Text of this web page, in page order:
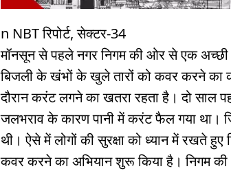
n NBT रिपोर्ट, सेक्टर-34
मॉनसून से पहले नगर निगम की ओर से एक
बिजली के खंभों के खुले तारों को कवर करने का
दौरान करंट लगने का खतरा रहता है। दो साल
जलभराव के कारण पानी में करंट फैल गया था।
थी। ऐसे में लोगों की सुरक्षा को ध्यान में रखते
कवर करने का अभियान शुरू किया है। निगम